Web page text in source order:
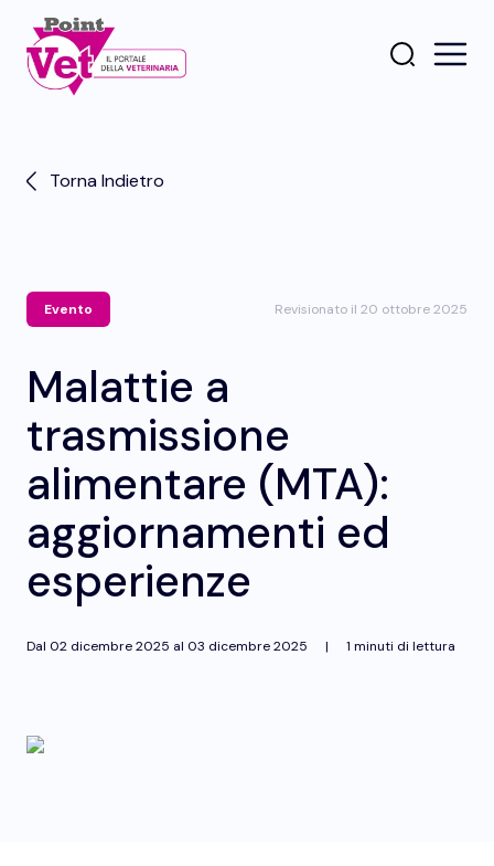
Torna Indietro
Evento Revisionato il 20 ottobre 2025
Malattie a
trasmissione
alimentare (MTA):
aggiornamenti ed
esperienze
Dal 02 dicembre 2025 al 03 dicembre 2025 | 1 minuti di lettura